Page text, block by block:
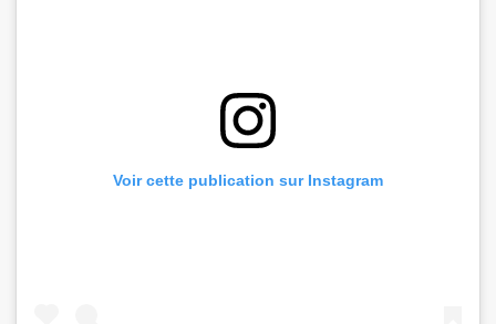
Voir cette publication sur Instagram